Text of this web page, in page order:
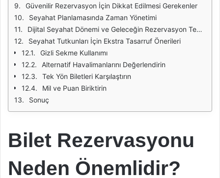
Güvenilir Rezervasyon İçin Dikkat Edilmesi Gerekenler
Seyahat Planlamasında Zaman Yönetimi
Dijital Seyahat Dönemi ve Geleceğin Rezervasyon Teknolojileri
Seyahat Tutkunları İçin Ekstra Tasarruf Önerileri
Gizli Sekme Kullanımı
Alternatif Havalimanlarını Değerlendirin
Tek Yön Biletleri Karşılaştırın
Mil ve Puan Biriktirin
Sonuç
Bilet Rezervasyonu
Neden Önemlidir?